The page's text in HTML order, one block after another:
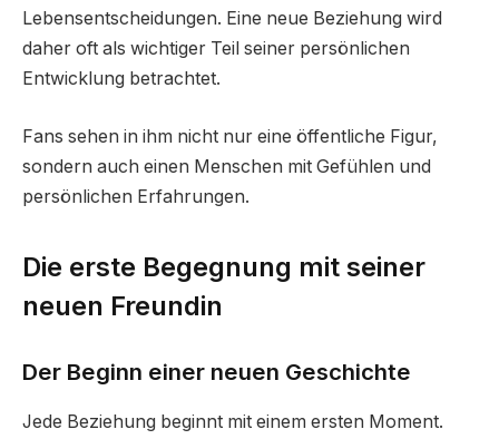
Lebensentscheidungen. Eine neue Beziehung wird
daher oft als wichtiger Teil seiner persönlichen
Entwicklung betrachtet.
Fans sehen in ihm nicht nur eine öffentliche Figur,
sondern auch einen Menschen mit Gefühlen und
persönlichen Erfahrungen.
Die erste Begegnung mit seiner
neuen Freundin
Der Beginn einer neuen Geschichte
Jede Beziehung beginnt mit einem ersten Moment.